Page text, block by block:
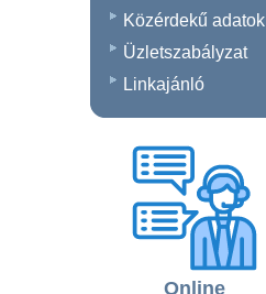
Közérdekű adatok
Üzletszabályzat
Linkajánló
Online